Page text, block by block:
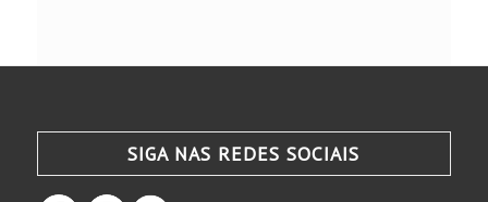
SIGA NAS REDES SOCIAIS